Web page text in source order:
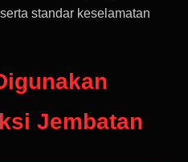
standar keselamatan
Jembatan